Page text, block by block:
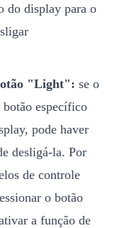
do display para o
"Light": se o
específico
pode haver
desligá-la. Por
de controle
o botão
a função de